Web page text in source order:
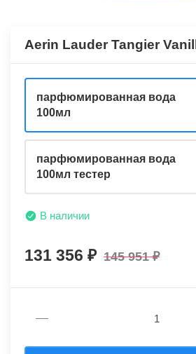
Aerin Lauder Tangier
парфюмированная вода
100мл
парфюмированная вода
100мл тестер
В наличии
131 356 145 951